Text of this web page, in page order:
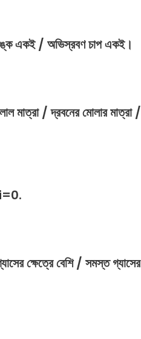
একই / অভিস্রবণ চাপ একই।
মাত্রা/দ্রবনেরমোলারমাত্রা/
ক্ষেত্রে বেশি / সমস্ত গ্যাসের